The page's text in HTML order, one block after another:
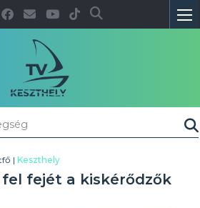
|Keszthely
fejét a kiskérődzők